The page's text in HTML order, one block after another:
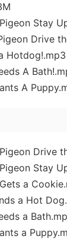
Stay
Drive
A
A
Drive
Stay
a
a Hot
a
a